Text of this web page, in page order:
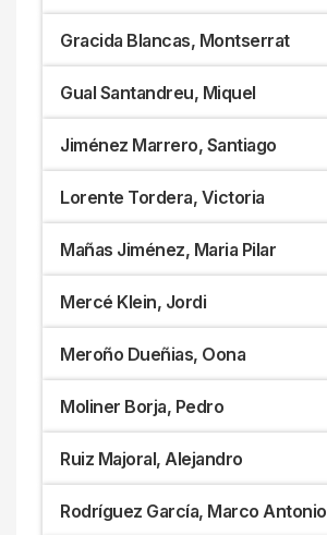
Gracida Blancas, Montserrat
Gual Santandreu, Miquel
Jiménez Marrero, Santiago
Lorente Tordera, Victoria
Mañas Jiménez, Maria Pilar
Mercé Klein, Jordi
Meroño Dueñias, Oona
Moliner Borja, Pedro
Ruiz Majoral, Alejandro
Rodríguez García, Marco Antonio